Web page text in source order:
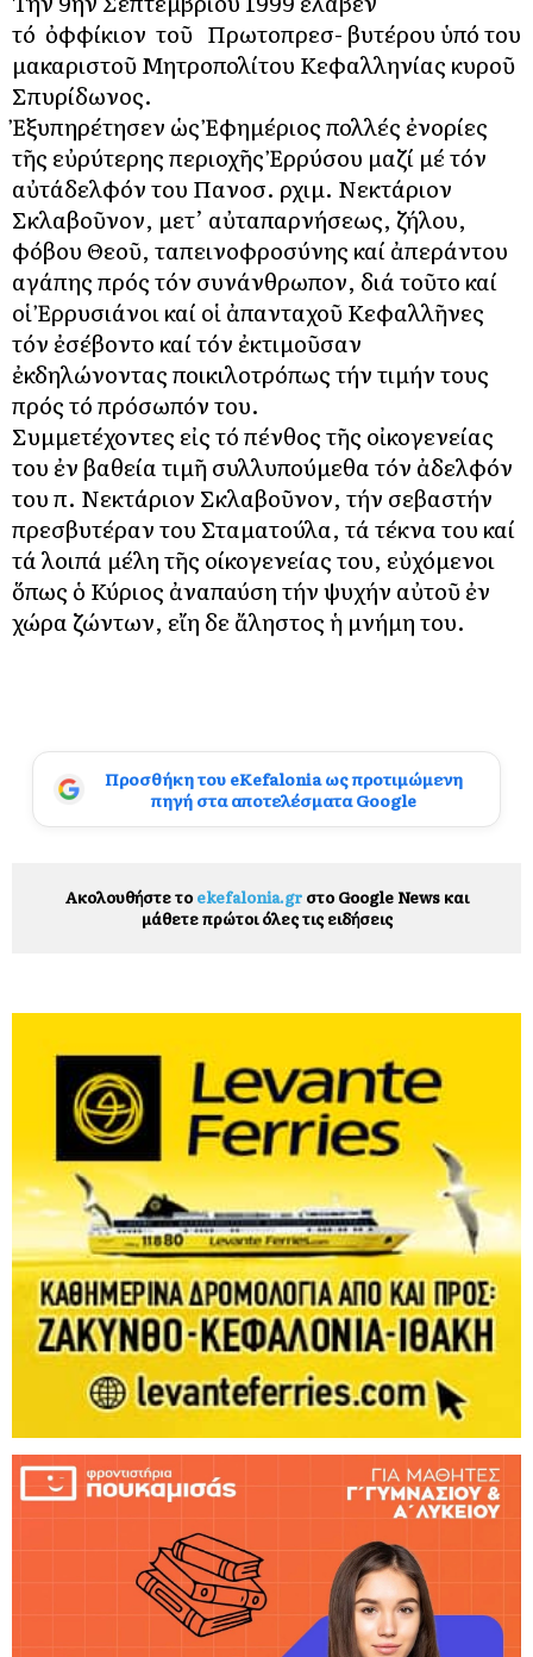
τό ὀφφίκιον τοῦ Πρωτοπρεσ- βυτέρου ὑπό του
μακαριστοῦ Μητροπολίτου Κεφαλληνίας κυροῦ
Σπυρίδωνος.
Ἐξυπηρέτησεν ὡς Ἐφημέριος πολλές ἐνορίες
τῆς εὐρύτερης περιοχῆς Ἐρρύσου μαζί μέ τόν
αὐτάδελφόν του Πανοσ. Ἀρχιμ. Νεκτάριον
Σκλαβοῦνον, μετ’ αὐταπαρνήσεως, ζήλου,
φόβου Θεοῦ, ταπεινοφροσύνης καί ἀπεράντου
αγάπης πρός τόν συνάνθρωπον, διά τοῦτο καί
οἱ Ἐρρυσιάνοι καί οἱ ἀπανταχοῦ Κεφαλλῆνες
τόν ἐσέβοντο καί τόν ἐκτιμοῦσαν
ἐκδηλώνοντας ποικιλοτρόπως τήν τιμήν τους
πρός τό πρόσωπόν του.
Συμμετέχοντες εἰς τό πένθος τῆς οἰκογενείας
του ἐν βαθεία τιμῆ συλλυπούμεθα τόν ἀδελφόν
του π. Νεκτάριον Σκλαβοῦνον, τήν σεβαστήν
πρεσβυτέραν του Σταματούλα, τά τέκνα του καί
τά λοιπά μέλη τῆς οίκογενείας του, εὐχόμενοι
ὅπως ὁ Κύριος ἀναπαύση τήν ψυχήν αὐτοῦ ἐν
χώρα ζώντων, εἴη δε ἄληστος ἡ μνήμη του.
Προσθήκη του eKefalonia ως προτιμώμενη
πηγή στα αποτελέσματα Google
Ακολουθήστε το ekefalonia.grστο Google News και
μάθετε πρώτοι όλες τις ειδήσεις